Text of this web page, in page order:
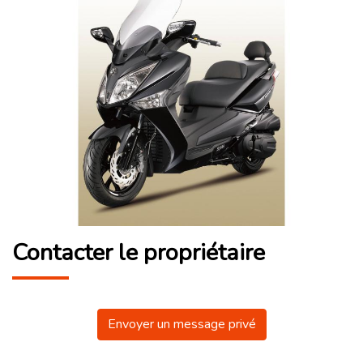
Contacter le propriétaire
Envoyer un message privé